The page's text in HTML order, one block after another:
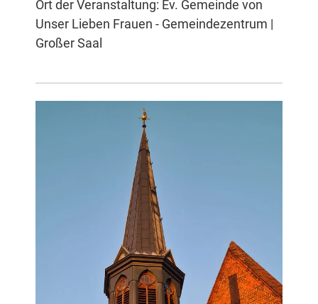
Ort der Veranstaltung: Ev. Gemeinde von
Unser Lieben Frauen - Gemeindezentrum |
Großer Saal